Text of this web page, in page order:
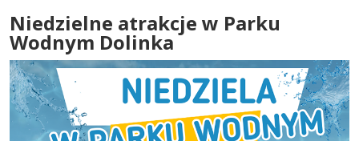
Niedzielne atrakcje w Parku
Wodnym Dolinka